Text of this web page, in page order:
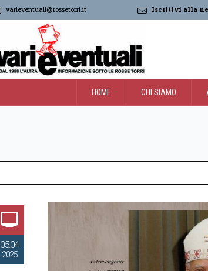
varieventuali@rossetorri.it Iscritivi alla
HOME CHI SIAMO
05.04
2025